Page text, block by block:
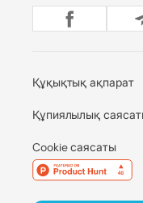
Құқықтық ақпарат
Құпиялылық
Cookie саясаты